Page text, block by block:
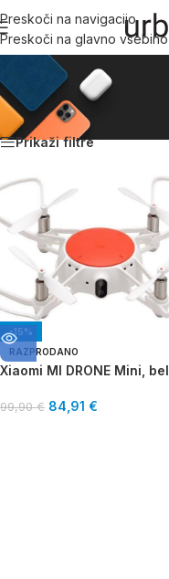
Preskoči na navigacijo
Preskoči na glavno vsebino
Domov/ Dron
Prikaži filtre
-15%
RAZPRODANO
Xiaomi MI DRONE Mini, bel
99,90€ 84,91 €